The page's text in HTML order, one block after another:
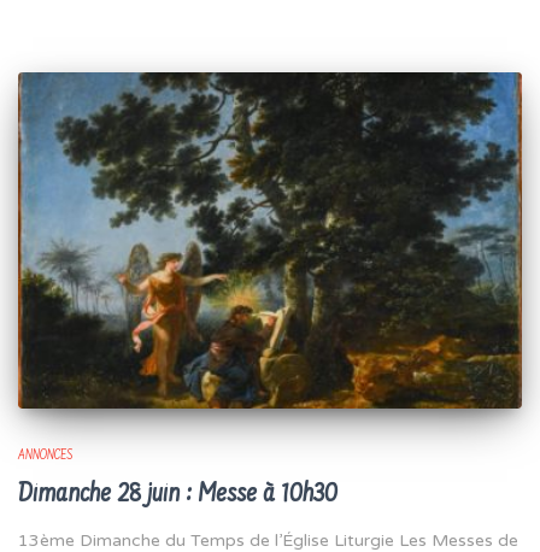
ANNONCES
Dimanche 28 juin : Messe à 10h30
13ème Dimanche du Temps de l’Église Liturgie Les Messes de